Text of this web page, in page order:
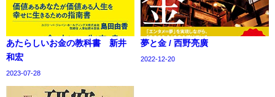
あたらしいお金の教科書 新井
和宏
2023-07-28
夢と金 / 西野亮廣
2022-12-20